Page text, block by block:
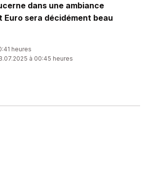
dans une ambiance
sera décidément beau
heures
à 00:45 heures